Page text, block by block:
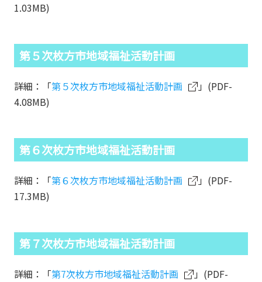
1.03MB)
第５次枚方市地域福祉活動計画
詳細：「第５次枚方市地域福祉活動計画
」(PDF-
4.08MB)
第６次枚方市地域福祉活動計画
詳細：「第６次枚方市地域福祉活動計画
」(PDF-
17.3MB)
第７次枚方市地域福祉活動計画
詳細：「第7次枚方市地域福祉活動計画
」(PDF-